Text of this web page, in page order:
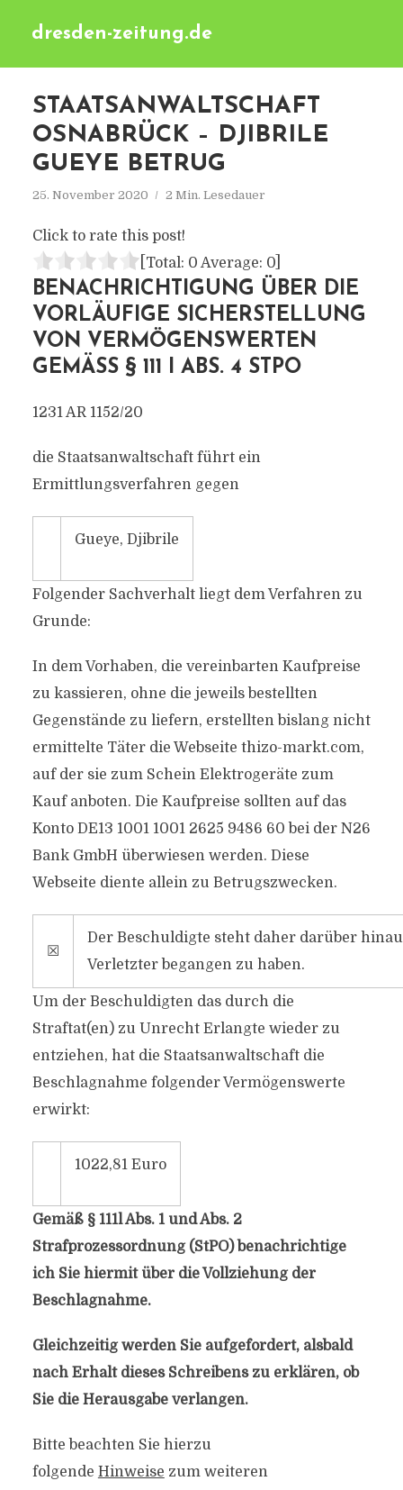
dresden-zeitung.de
STAATSANWALTSCHAFT
OSNABRÜCK – DJIBRILE
GUEYE BETRUG
25. November 2020 2 Min. Lesedauer
Click to rate this post!
[Total: 0 Average: 0]
BENACHRICHTIGUNG ÜBER DIE
VORLÄUFIGE SICHERSTELLUNG
VON VERMÖGENSWERTEN
GEMÄSS § 111 I ABS. 4 STPO
1231 AR 1152/20
die Staatsanwaltschaft führt ein
Ermittlungsverfahren gegen
Gueye, Djibrile
Folgender Sachverhalt liegt dem Verfahren zu
Grunde:
In dem Vorhaben, die vereinbarten Kaufpreise
zu kassieren, ohne die jeweils bestellten
Gegenstände zu liefern, erstellten bislang nicht
ermittelte Täter die Webseite thizo-markt.com,
auf der sie zum Schein Elektrogeräte zum
Kauf anboten. Die Kaufpreise sollten auf das
Konto DE13 1001 1001 2625 9486 60 bei der N26
Bank GmbH überwiesen werden. Diese
Webseite diente allein zu Betrugszwecken.
☒
Der Beschuldigte steht daher darüber
Verletzter begangen zu haben.
Um der Beschuldigten das durch die
Straftat(en) zu Unrecht Erlangte wieder zu
entziehen, hat die Staatsanwaltschaft die
Beschlagnahme folgender Vermögenswerte
erwirkt:
1022,81 Euro
Gemäß § 111l Abs. 1 und Abs. 2
Strafprozessordnung (StPO) benachrichtige
ich Sie hiermit über die Vollziehung der
Beschlagnahme.
Gleichzeitig werden Sie aufgefordert, alsbald
nach Erhalt dieses Schreibens zu erklären, ob
Sie die Herausgabe verlangen.
Bitte beachten Sie hierzu
folgende Hinweise zum weiteren